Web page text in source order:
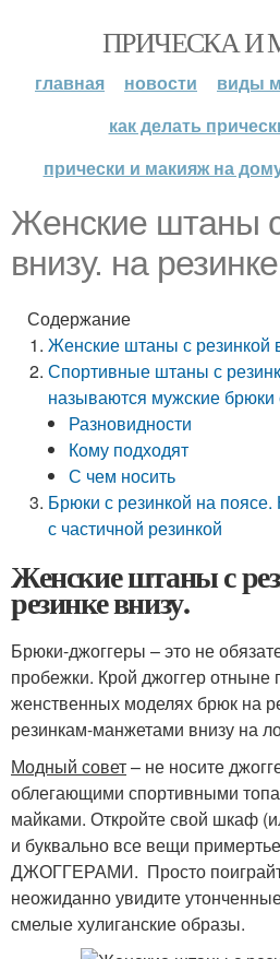
ПРИЧЕСКА И
главная новости
виды
как делать
прически и макияж на
Женские штаны
внизу. на
Содержание
Женские штаны с резинкой
Спортивные штаны с
называются мужские брюки
Разновидности
Кому подходят
С чем носить
Брюки с резинкой на
с частичной резинкой
Женские штаны с
резинке внизу.
Брюки-джоггеры – это не
пробежки. Крой джоггер отныне
женственных моделях брюк на
резинкам-манжетами внизу на
Модный совет– не носите
облегающими спортивными
майками. Откройте свой шкаф
и буквально все вещи
ДЖОГГЕРАМИ. Просто
неожиданно увидите
смелые хулиганские образы.